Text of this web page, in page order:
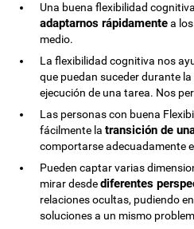
Una buena flexibilidad
adaptarnos rápidamentea
medio.
La flexibilidad cognitiva nos
que puedan suceder durante
ejecución de una tarea. Nos
Las personas con buena
fácilmente latransición de
comportarse adecuadamente
Pueden captar varias
mirar desdediferentes
relaciones ocultas, pudiendo
soluciones a un mismo